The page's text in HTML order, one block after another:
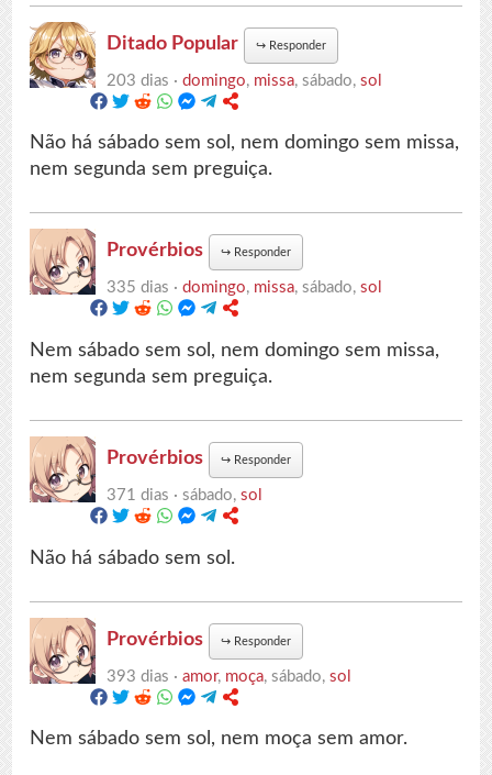
Ditado Popular ↪ Responder
203 dias ·domingo, missa, sábado,sol
Não há sábado sem sol, nem domingo sem missa,
nem segunda sem preguiça.
Provérbios ↪ Responder
335 dias ·domingo, missa, sábado,sol
Nem sábado sem sol, nem domingo sem missa,
nem segunda sem preguiça.
Provérbios ↪ Responder
371 dias ·sábado,sol
Não há sábado sem sol.
Provérbios ↪ Responder
393 dias ·amor, moça, sábado,sol
Nem sábado sem sol, nem moça sem amor.